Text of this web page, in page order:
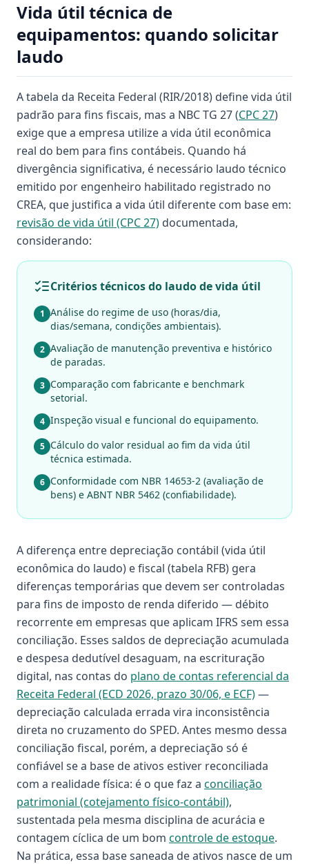
Vida útil técnica de
equipamentos: quando solicitar
laudo
A tabela da Receita Federal (RIR/2018) define vida útil
padrão para fins fiscais, mas a NBC TG 27 (CPC 27)
exige que a empresa utilize a vida útil econômica
real do bem para fins contábeis. Quando há
divergência significativa, é necessário laudo técnico
emitido por engenheiro habilitado registrado no
CREA, que justifica a vida útil diferente com base em:
revisão de vida útil (CPC 27) documentada,
considerando:
Critérios técnicos do laudo de vida útil
1 Análise do regime de uso (horas/dia,
dias/semana, condições ambientais).
2 Avaliação de manutenção preventiva e histórico
de paradas.
3 Comparação com fabricante e benchmark
setorial.
4 Inspeção visual e funcional do equipamento.
5 Cálculo do valor residual ao fim da vida útil
técnica estimada.
6 Conformidade com NBR 14653-2 (avaliação de
bens) e ABNT NBR 5462 (confiabilidade).
A diferença entre depreciação contábil (vida útil
econômica do laudo) e fiscal (tabela RFB) gera
diferenças temporárias que devem ser controladas
para fins de imposto de renda diferido — débito
recorrente em empresas que aplicam IFRS sem essa
conciliação. Esses saldos de depreciação acumulada
e despesa dedutível desaguam, na escrituração
digital, nas contas do plano de contas referencial da
Receita Federal (ECD 2026, prazo 30/06, e ECF)—
depreciação calculada errada vira inconsistência
direta no cruzamento do SPED. Antes mesmo dessa
conciliação fiscal, porém, a depreciação só é
confiável se a base de ativos estiver reconciliada
com a realidade física: é o que faz a conciliação
patrimonial (cotejamento físico-contábil),
sustentada pela mesma disciplina de acurácia e
contagem cíclica de um bom controle de estoque.
Na prática, essa base saneada de ativos nasce de um